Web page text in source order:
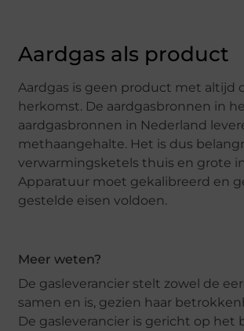
Aardgas als product
Aardgas is geen product met altijd
herkomst. De aardgasbronnen in
aardgasbronnen in Nederland
methaangehalte. Het is dus
verwarmingsketels thuis en grote
Apparatuur moet gekalibreerd en
gestelde eisen voldoen.
Meer weten?
De gasleverancier stelt zowel de
samen en is, gezien haar
De gasleverancier is gericht op